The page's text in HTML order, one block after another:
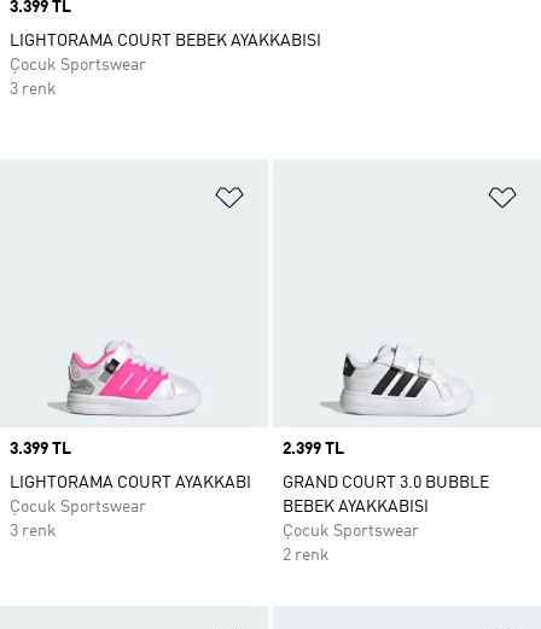
Price
3.399 TL
LIGHTORAMA COURT AYAKKABI
Çocuk Sportswear
3 renk
Price
2.399 TL
GRAND COURT 3.0 BUBBLE
BEBEK AYAKKABISI
Çocuk Sportswear
2 renk
Price
3.399 TL
LIGHTORAMA COURT BEBEK AYAKKABISI
Çocuk Sportswear
3 renk